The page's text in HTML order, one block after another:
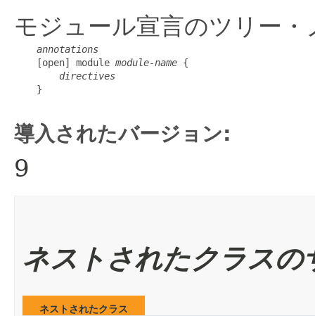
モジュール宣言のツリー・
annotations
    [open] module
module-name {
directives
    }
導入されたバージョン:
9
ネストされたクラスの
ネストされたクラス